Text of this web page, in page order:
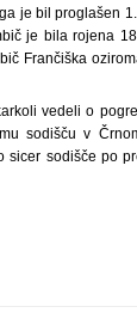
je bil proglašen
je bila rojena
Frančiška
vedeli o
sodišču v
sicer sodišče po